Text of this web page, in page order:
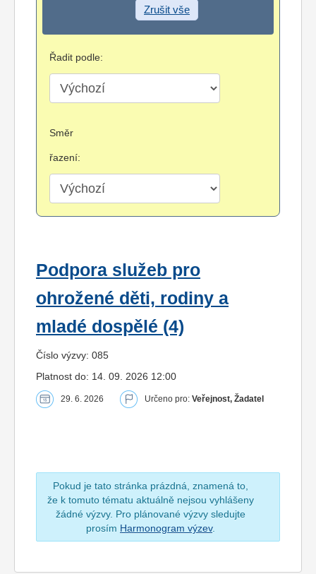
Zrušit vše
Řadit podle:
Směr
řazení:
Podpora služeb pro
ohrožené děti, rodiny a
mladé dospělé (4)
Číslo výzvy: 085
Platnost do: 14. 09. 2026 12:00
29. 6. 2026 Určeno pro: Veřejnost, Žadatel
Pokud je tato stránka prázdná, znamená to,
že k tomuto tématu aktuálně nejsou vyhlášeny
žádné výzvy. Pro plánované výzvy sledujte
prosím Harmonogram výzev.